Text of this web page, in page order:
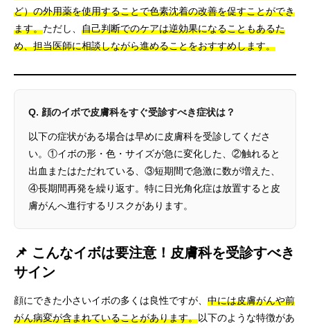
ど）の外用薬を使用することで色素沈着の改善を促すことができ
ます。ただし、 自己判断でのケアは逆効果になることもあるた
め、担当医師に相談しながら進めることをおすすめします。
Q. 顔のイボで皮膚科をすぐ受診すべき症状は？
以下の症状がある場合は早めに皮膚科を受診してくださ
い。①イボの形・色・サイズが急に変化した、②触れると
出血またはただれている、③短期間で急激に数が増えた、
④長期間再発を繰り返す。特に日光角化症は放置すると皮
膚がんへ進行するリスクがあります。
📌 こんなイボは要注意！皮膚科を受診すべき
サイン
顔にできた小さいイボの多くは良性ですが、 中には皮膚がんや前
がん病変が含まれていることがあります。以下のような特徴があ